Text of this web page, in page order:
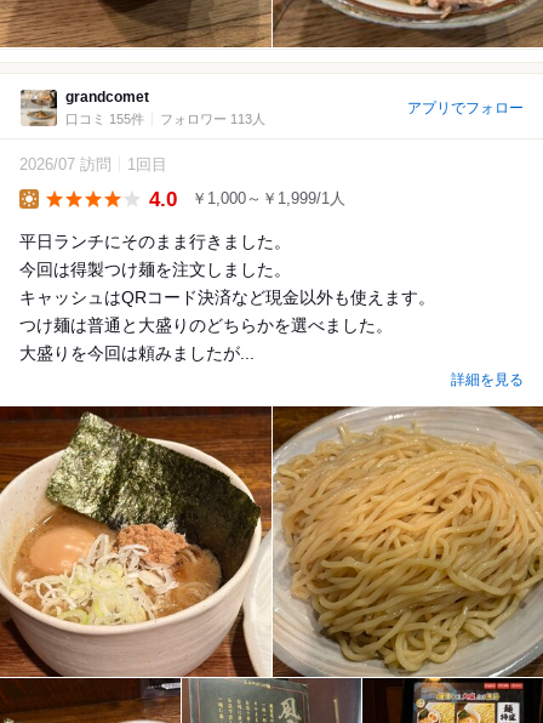
grandcomet
口コミ 155件 フォロワー 113人
アプリでフォロー
2026/07 訪問 1回目
4.0 ￥1,000～￥1,999/1人
平日ランチにそのまま行きました。
今回は得製つけ麺を注文しました。
キャッシュはQRコード決済など現金以外も使えます。
つけ麺は普通と大盛りのどちらかを選べました。
大盛りを今回は頼みましたが...
詳細を見る